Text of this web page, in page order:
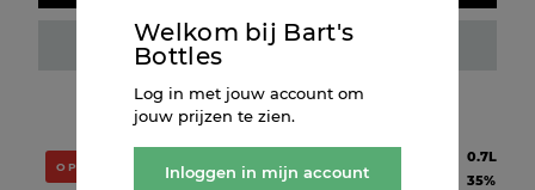
Fles kopen
OP = OP
0.7L
35%
Welkom bij Bart's
Bottles
Log in met jouw account om
jouw prijzen te zien.
Inloggen in mijn account